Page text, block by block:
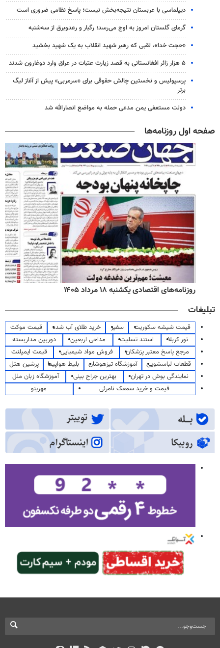
دیپلماسی با عربستان نتیجه‌بخش نیست؛ پاسخ نظامی ضروری است
گرمای گلستان امروز به اوج می‌رسد؛ رگبار و رعدوبرق از سه‌شنبه
«حجت خدا»، لقبی که رهبر شهید انقلاب به یک شهید بخشید
۵ هزار زائر افغانستانی به قصد زیارت عتبات در عراق وارد دوغارون شدند
پرسپولیس و نخستین چالش حقوقی برای «سرمربی» پیش از آغاز لیگ
برتر
دولت مستعفی یمن مدعی حمله به مواضع انصارالله شد
صفحه اول روزنامه‌ها
روزنامه‌های اقتصادی یکشنبه ۱۸ مرداد ۱۴۰۵
تبلیغات
قیمت شیشه سکوریت سفیر خرید طلای آب شده
قیمت موکت
تور کربلا
استند تسلیت مداحی اربعین
دوربین مداربسته
مرجع پاسخ معتبر پزشکان
فروش مواد شیمیایی
قیمت ایمپلنت
قطعات لباسشویی
آموزشگاه تیزهوشان بلیط هواپیما
پرشین هتل
نمایندگی بوش در تهران
بهترین جراح بینی
آموزشگاه زبان ملل
قیمت و خرید سمعک نامرئی
مهرینو